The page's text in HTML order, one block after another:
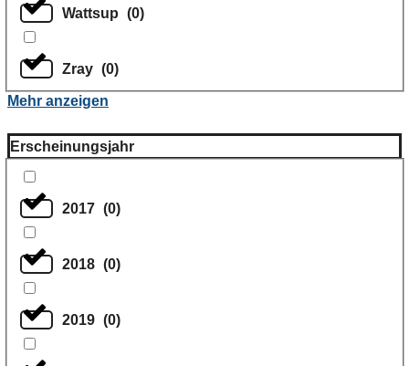
Wattsup (0)
Zray (0)
Mehr anzeigen
Erscheinungsjahr
2017 (0)
2018 (0)
2019 (0)